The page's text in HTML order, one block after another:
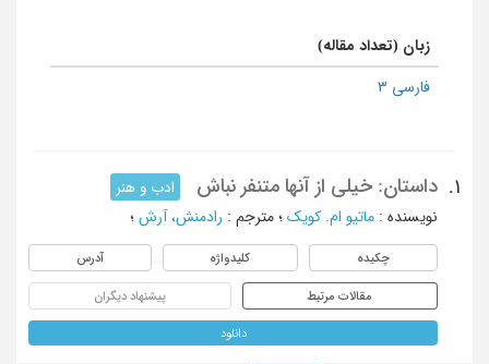
زبان (تعداد مقاله)
فارسی 3
1. داستان: خیلی از آنها متنفر نباش
ادب و هنر
نویسنده : ماتیو ام. کویک ؛ مترجم : رادمنش، آرش ؛
چکیده کلیدواژه آدرس
مقالات مرتبط پیشنهاد دیگران
دانلود